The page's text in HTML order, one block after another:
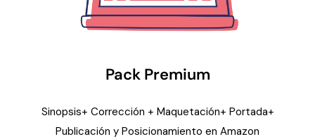
Pack Premium
Sinopsis+ Corrección + Maquetación+ Portada+
Publicación y Posicionamiento en Amazon